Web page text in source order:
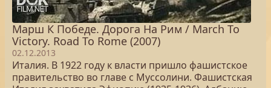
Марш К Победе. Дорога На Рим / March To
Victory. Road To Rome (2007)
02.12.2013
Италия. В 1922 году к власти пришло фашистское
правительство во главе с Муссолини. Фашистская